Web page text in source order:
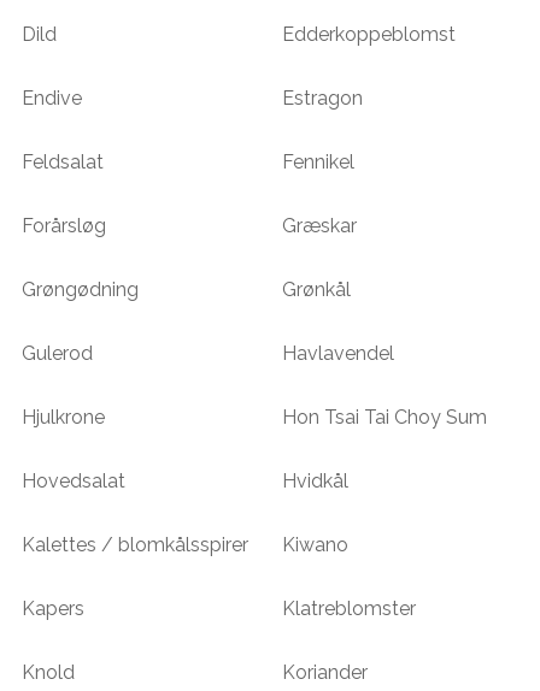
Dild Edderkoppeblomst
Endive Estragon
Feldsalat Fennikel
Forårsløg Græskar
Grøngødning Grønkål
Gulerod Havlavendel
Hjulkrone Hon Tsai Tai Choy Sum
Hovedsalat Hvidkål
Kalettes / blomkålsspirer Kiwano
Kapers Klatreblomster
Knold Koriander